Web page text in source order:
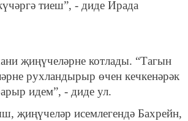
тиеш”, - диде Ирада
җиңүчеләрне котлады. “Тагын
рухландырыр өчен кечкенәрәк
идем”, - диде ул.
җиңүчеләр исемлегендә Бахрейн,